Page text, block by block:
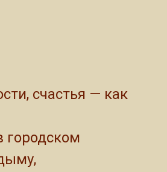
счастья — как
городском